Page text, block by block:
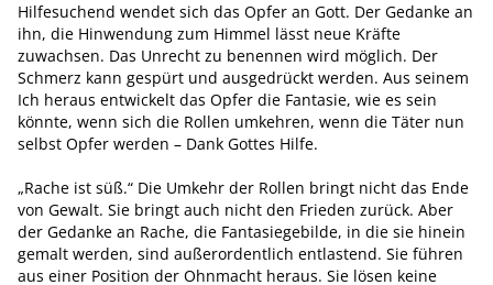
Hilfesuchend wendet sich das Opfer an Gott. Der Gedanke an
ihn, die Hinwendung zum Himmel lässt neue Kräfte
zuwachsen. Das Unrecht zu benennen wird möglich. Der
Schmerz kann gespürt und ausgedrückt werden. Aus seinem
Ich heraus entwickelt das Opfer die Fantasie, wie es sein
könnte, wenn sich die Rollen umkehren, wenn die Täter nun
selbst Opfer werden – Dank Gottes Hilfe.
„Rache ist süß.“ Die Umkehr der Rollen bringt nicht das Ende
von Gewalt. Sie bringt auch nicht den Frieden zurück. Aber
der Gedanke an Rache, die Fantasiegebilde, in die sie hinein
gemalt werden, sind außerordentlich entlastend. Sie führen
aus einer Position der Ohnmacht heraus. Sie lösen keine